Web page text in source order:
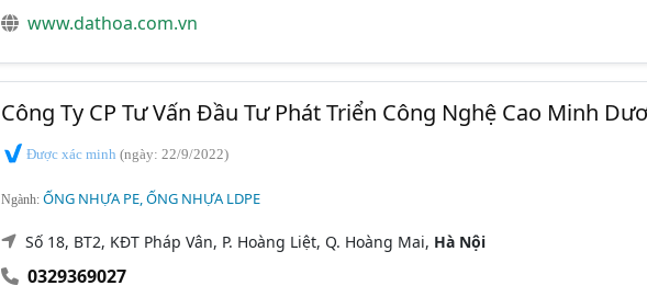
www.dathoa.com.vn
Công Ty CP Tư Vấn Đầu Tư Phát Triển Công Nghệ Cao Minh
Được xác minh (ngày: 22/9/2022)
Ngành: ỐNG NHỰA PE, ỐNG NHỰA LDPE
Số 18, BT2, KĐT Pháp Vân, P. Hoàng Liệt, Q. Hoàng Mai, Hà Nội
0329369027